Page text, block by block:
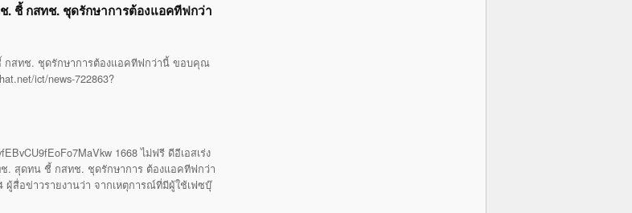
. ชี้ กสทช. ชุดรักษาการต้องแอคทีฟกว่า
กสทช. ชุดรักษาการต้องแอคทีฟกว่านี้ ขอบคุณ
ict/news-722863?
1668 ไม่ฟรี ดีอีเอสเร่ง
. สุดทน ชี้ กสทช. ชุดรักษาการ ต้องแอคทีฟกว่า
สื่อข่าวรายงานว่า จากเหตุการณ์ที่มีผู้ใช้เฟซบุ๊